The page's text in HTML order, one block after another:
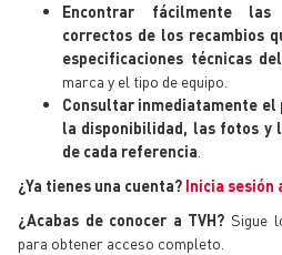
Encontrar fácilmente
correctos de los recambios
especificaciones técnicas
marca y el tipo de equipo.
Consultar inmediatamente
la disponibilidad, las fotos y
de cada referencia
¿Ya tienes una cuenta? Inicia sesión
¿Acabas de conocer a TVH? Sigue
para obtener acceso completo.